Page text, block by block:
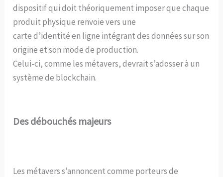
dispositif qui doit théoriquement imposer que chaque
produit physique renvoie vers une
carte d’identité en ligne intégrant des données sur son
origine et son mode de production.
Celui-ci, comme les métavers, devrait s’adosser à un
système de blockchain.
Des débouchés majeurs
Les métavers s’annoncent comme porteurs de